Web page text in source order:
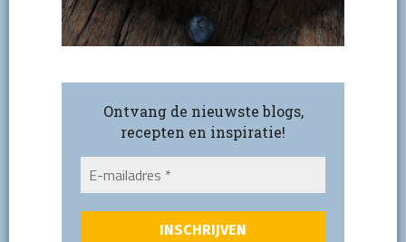
Ontvang de nieuwste blogs,
recepten en inspiratie!